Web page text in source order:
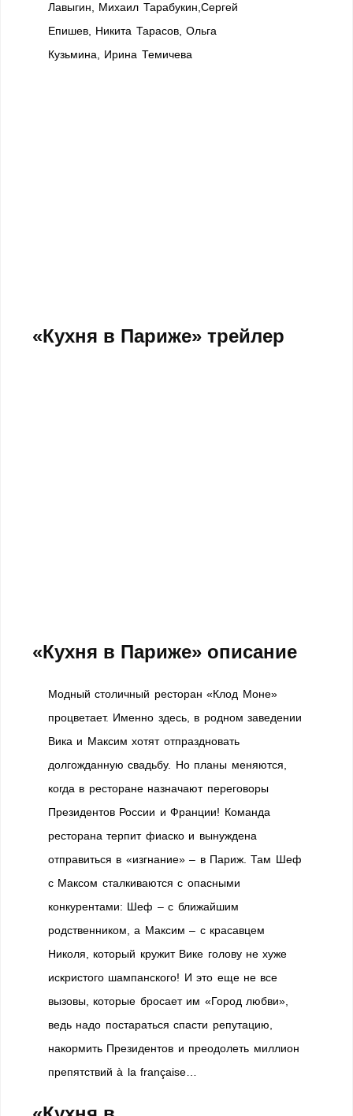
Лавыгин, Михаил Тарабукин,Сергей
Епишев, Никита Тарасов, Ольга
Кузьмина, Ирина Темичева
«Кухня в Париже» трейлер
«Кухня в Париже» описание
Модный столичный ресторан «Клод Моне»
процветает. Именно здесь, в родном заведении
Вика и Максим хотят отпраздновать
долгожданную свадьбу. Но планы меняются,
когда в ресторане назначают переговоры
Президентов России и Франции! Команда
ресторана терпит фиаско и вынуждена
отправиться в «изгнание» – в Париж. Там Шеф
с Максом сталкиваются с опасными
конкурентами: Шеф – с ближайшим
родственником, а Максим – с красавцем
Николя, который кружит Вике голову не хуже
искристого шампанского! И это еще не все
вызовы, которые бросает им «Город любви»,
ведь надо постараться спасти репутацию,
накормить Президентов и преодолеть миллион
препятствий à la française…